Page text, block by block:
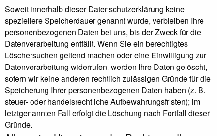
Soweit innerhalb dieser Datenschutzerklärung keine
speziellere Speicherdauer genannt wurde, verbleiben Ihre
personenbezogenen Daten bei uns, bis der Zweck für die
Datenverarbeitung entfällt. Wenn Sie ein berechtigtes
Löschersuchen geltend machen oder eine Einwilligung zur
Datenverarbeitung widerrufen, werden Ihre Daten gelöscht,
sofern wir keine anderen rechtlich zulässigen Gründe für die
Speicherung Ihrer personenbezogenen Daten haben (z. B.
steuer- oder handelsrechtliche Aufbewahrungsfristen); im
letztgenannten Fall erfolgt die Löschung nach Fortfall dieser
Gründe.